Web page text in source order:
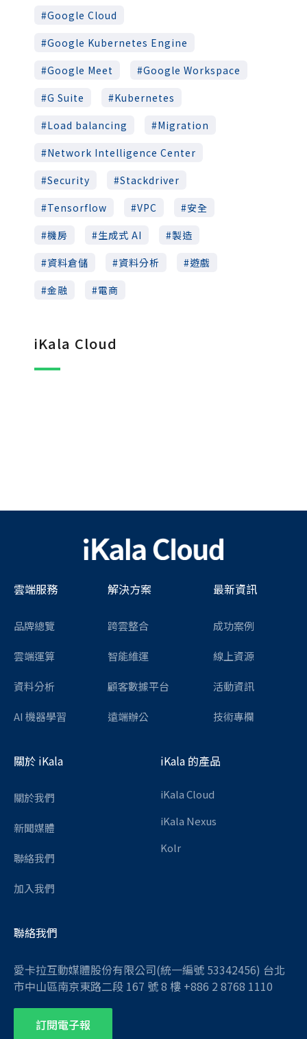
Google Cloud
Google Kubernetes Engine
Google Meet
Google Workspace
G Suite
Kubernetes
Load balancing
Migration
Network Intelligence Center
Security
Stackdriver
Tensorflow
VPC
安全
機房
生成式 AI
製造
資料倉儲
資料分析
遊戲
金融
電商
iKala Cloud
雲端服務
品牌總覽
雲端運算
資料分析
AI 機器學習
解決方案
跨雲整合
智能維運
顧客數據平台
遠端辦公
最新資訊
成功案例
線上資源
活動資訊
技術專欄
關於 iKala
關於我們
新聞媒體
聯絡我們
加入我們
iKala 的產品
iKala Cloud
iKala Nexus
Kolr
聯絡我們
愛卡拉互動媒體股份有限公司(統一編號 53342456) 台北
市中山區南京東路二段 167 號 8 樓 +886 2 8768 1110
訂閱電子報